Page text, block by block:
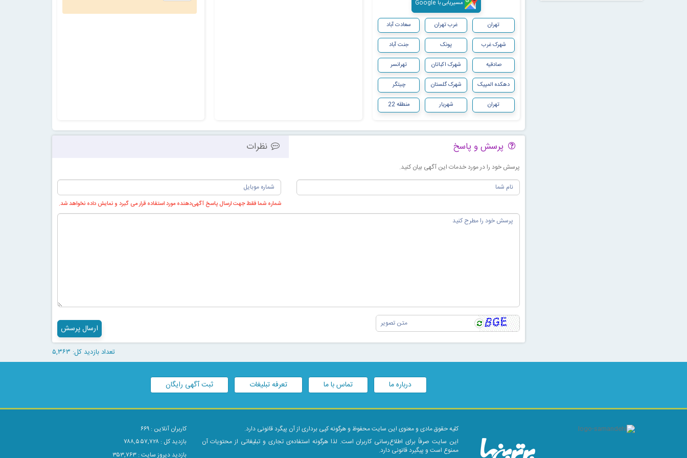
مسیریابی با Google
تهران غرب تهران سعادت آباد
شهرک غرب پونک جنت آباد
صادقیه شهرک اکباتان تهرانسر
دهکده المپیک شهرک گلستان چیتگر
تهران شهریار منطقه 22
پرسش و پاسخ نظرات
پرسش خود را در مورد خدمات این آگهی بیان کنید.
شماره شما فقط جهت ارسال پاسخ آگهی‌دهنده مورد استفاده قرار می گیرد و نمایش داده نخواهد شد.
ارسال پرسش
تعداد بازدید کل: ۵,۳۶۳
درباره ما تماس با ما تعرفه تبلیغات ثبت آگهی رایگان
کلیه حقوق مادی و معنوی این سایت محفوظ و هرگونه کپی برداری از آن پیگرد قانونی دارد.
این سایت صرفاً برای اطلاع‌رسانی کاربران است. لذا هرگونه استفاده‌ی تجاری و تبلیغاتی از محتویات آن
ممنوع است و پیگیرد قانونی دارد.
کاربران آنلاین : ۶۶۹
بازدید کل : ۷۸۸,۵۵۷,۷۲۸
بازدید دیروز سایت : ۳۵۳,۷۶۳